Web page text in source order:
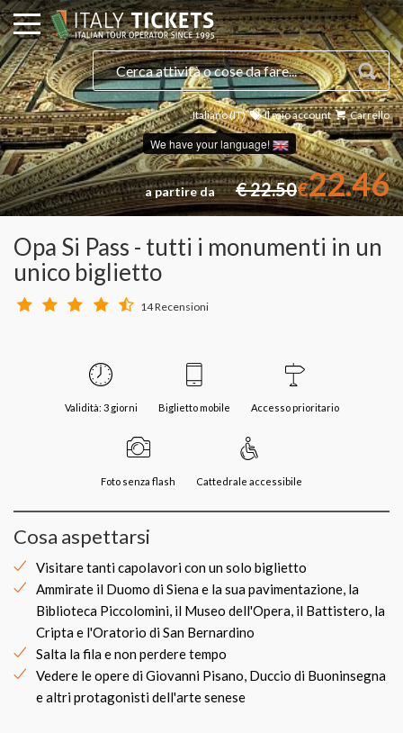
Italiano (IT)
We have your language!
Il mio account Carrello
a partire da € 22.50€22.46
Opa Si Pass - tutti i monumenti in un
unico biglietto
14 Recensioni
Validità: 3 giorni Biglietto mobile Accesso prioritario
Foto senza flash Cattedrale accessibile
Cosa aspettarsi
Visitare tanti capolavori con un solo biglietto
Ammirate il Duomo di Siena e la sua pavimentazione, la
Biblioteca Piccolomini, il Museo dell'Opera, il Battistero, la
Cripta e l'Oratorio di San Bernardino
Salta la fila e non perdere tempo
Vedere le opere di Giovanni Pisano, Duccio di Buoninsegna
e altri protagonisti dell'arte senese